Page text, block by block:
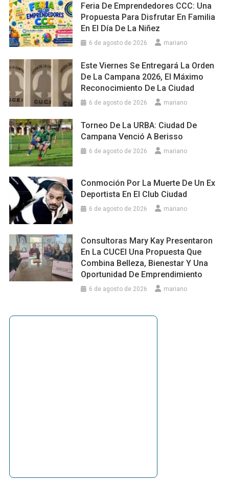
Feria De Emprendedores CCC: Una
Propuesta Para Disfrutar En Familia
En El Día De La Niñez
6 de agosto de 2026 mariano
Este Viernes Se Entregará La Orden
De La Campana 2026, El Máximo
Reconocimiento De La Ciudad
6 de agosto de 2026 mariano
Torneo De La URBA: Ciudad De
Campana Venció A Berisso
6 de agosto de 2026 mariano
Conmoción Por La Muerte De Un Ex
Deportista En El Club Ciudad
6 de agosto de 2026 mariano
Consultoras Mary Kay Presentaron
En La CUCEI Una Propuesta Que
Combina Belleza, Bienestar Y Una
Oportunidad De Emprendimiento
6 de agosto de 2026 mariano